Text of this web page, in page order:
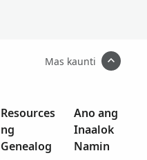
Mas kaunti
Resources
ng
Genealog
Ano ang
Inaalok
Namin